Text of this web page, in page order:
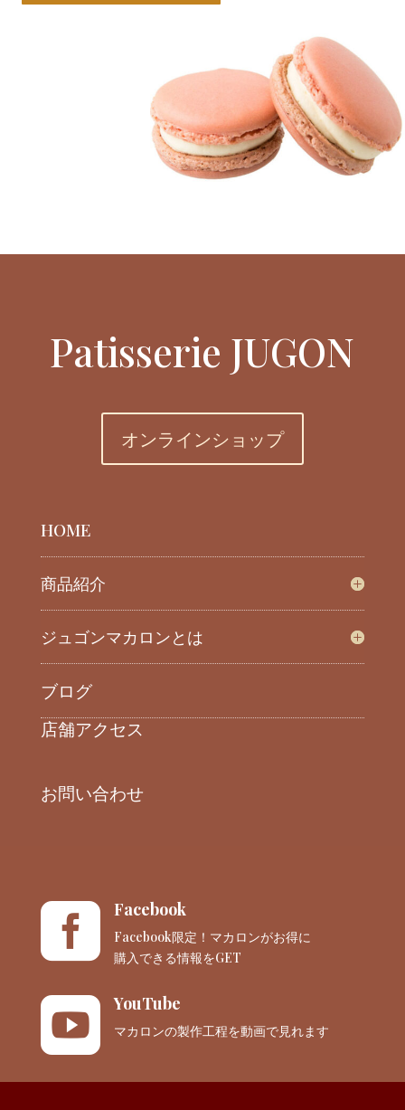
Patisserie JUGON
オンラインショップ
HOME
商品紹介
ジュゴンマカロンとは
ブログ
店舗アクセス
お問い合わせ
 Facebook
Facebook限定！マカロンがお得に
購入できる情報をGET
 YouTube
マカロンの製作工程を動画で見れます